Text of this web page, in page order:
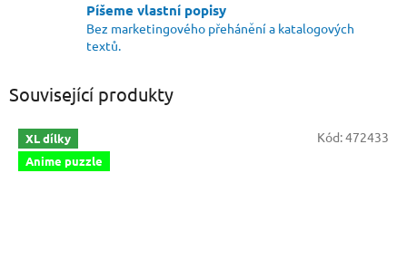
Píšeme vlastní popisy
Bez marketingového přehánění a katalogových
textů.
Související produkty
XL dílky
Anime puzzle
Kód:472433